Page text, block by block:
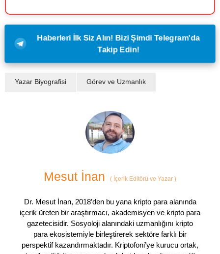
Haberleri İlk Siz Alın! Bizi Şimdi Telegram'da
Takip Edin!
Yazar Biyografisi Görev ve Uzmanlık
Mesut İnan ( İçerik Editörü ve Yazar )
Dr. Mesut İnan, 2018’den bu yana kripto para alanında
içerik üreten bir araştırmacı, akademisyen ve kripto para
gazetecisidir. Sosyoloji alanındaki uzmanlığını kripto
para ekosistemiyle birleştirerek sektöre farklı bir
perspektif kazandırmaktadır. Kriptofoni’ye kurucu ortak,